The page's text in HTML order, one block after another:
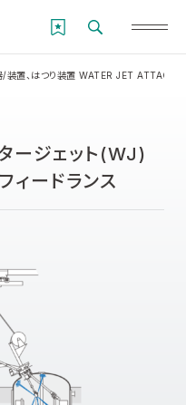
器/装置、はつり装置 WATER JET
ージェット(WJ)
ィードランス